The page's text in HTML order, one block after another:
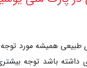
طبیعی همیشه مورد
باشد توجه